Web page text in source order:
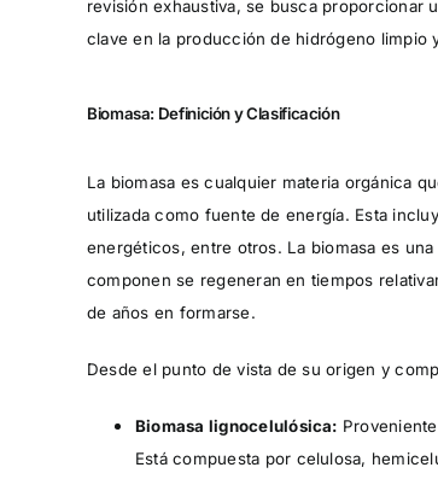
revisión exhaustiva, se busca proporcionar
clave en la producción de hidrógeno limpio
Biomasa: Definición y Clasificación
La biomasa es cualquier materia orgánica
utilizada como fuente de energía. Esta
energéticos, entre otros. La biomasa es
componen se regeneran en tiempos
de años en formarse.
Desde el punto de vista de su origen y
Biomasa lignocelulósica:
Está compuesta por celulosa,